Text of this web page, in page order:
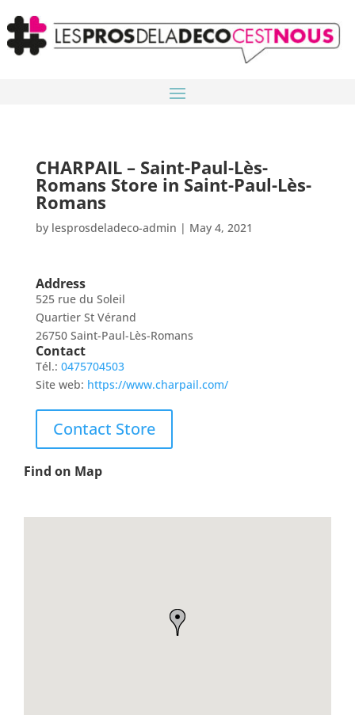
CHARPAIL – Saint-Paul-Lès-
Romans Store in Saint-Paul-Lès-
Romans
by lesprosdeladeco-admin | May 4, 2021
Address
525 rue du Soleil
Quartier St Vérand
26750 Saint-Paul-Lès-Romans
Contact
Tél.: 0475704503
Site web: https://www.charpail.com/
Contact Store
Find on Map